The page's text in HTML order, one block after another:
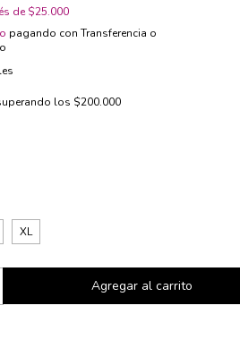
de$25.000
pagando con Transferencia o
los $200.000
XL